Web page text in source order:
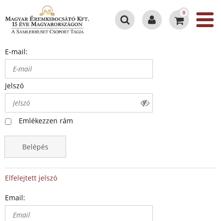
0
E-mail:
Jelszó
Emlékezzen rám
Belépés
Elfelejtett jelszó
Email: